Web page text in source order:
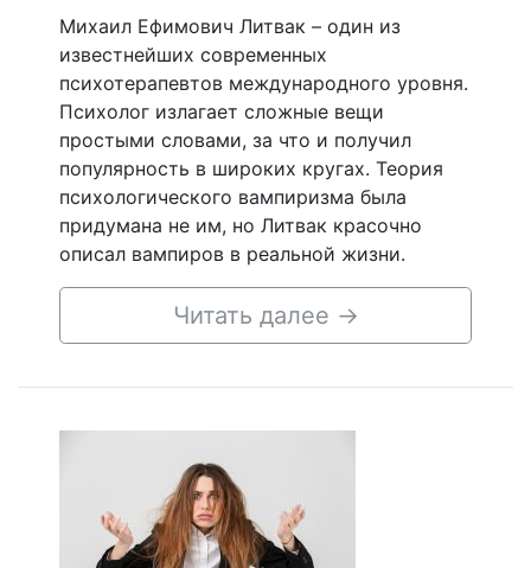
Михаил Ефимович Литвак – один из
известнейших современных
психотерапевтов международного уровня.
Психолог излагает сложные вещи
простыми словами, за что и получил
популярность в широких кругах. Теория
психологического вампиризма была
придумана не им, но Литвак красочно
описал вампиров в реальной жизни.
Читать далее →